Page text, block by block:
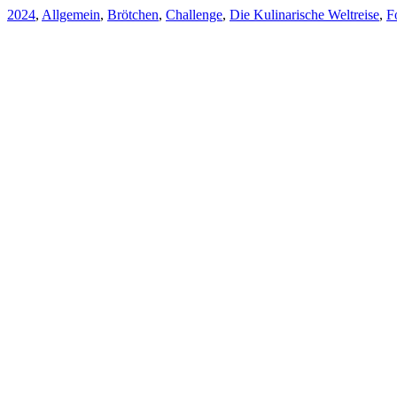
2024, Allgemein, Brötchen, Challenge, Die Kulinarische Weltreise,